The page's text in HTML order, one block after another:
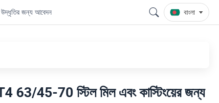
উদ্ধৃতির জন্য আবেদন বাংলা
63/45-70 স্টিল মিল এবং কাস্টিংয়ের জন্য